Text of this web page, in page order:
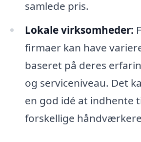
samlede pris.
Lokale virksomheder:
firmaer kan have
baseret på deres
og serviceniveau. Det
en god idé at indhente
forskellige